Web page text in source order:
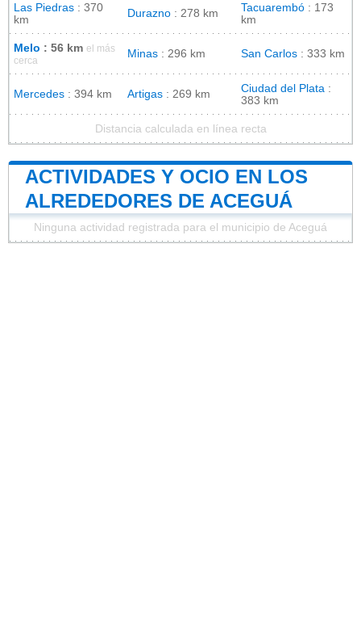
Las Piedras : 370
km
Durazno : 278 km Tacuarembó : 173
km
Melo : 56 km el más
cerca
Minas : 296 km San Carlos : 333 km
Mercedes : 394 km Artigas : 269 km Ciudad del Plata :
383 km
Distancia calculada en línea recta
ACTIVIDADES Y OCIO EN LOS
ALREDEDORES DE ACEGUÁ
Ninguna actividad registrada para el municipio de Aceguá